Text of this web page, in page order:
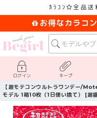
ｶﾗｺﾝ 全品送
お得なカラコ
ログイン キープ
【超モテコンウルトラワンデー/
モデル 1箱10枚（1日使い捨て） [超